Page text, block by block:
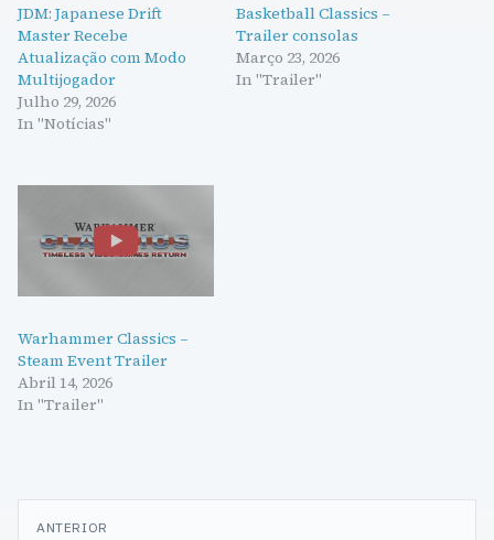
JDM: Japanese Drift
Master Recebe
Atualização com Modo
Multijogador
Julho 29, 2026
In "Notícias"
Basketball Classics –
Trailer consolas
Março 23, 2026
In "Trailer"
Warhammer Classics –
Steam Event Trailer
Abril 14, 2026
In "Trailer"
Navegação
ANTERIOR